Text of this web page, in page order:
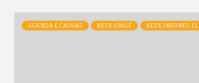
AGENDA E CAUSAS REDE EPALE REDE INFONET-